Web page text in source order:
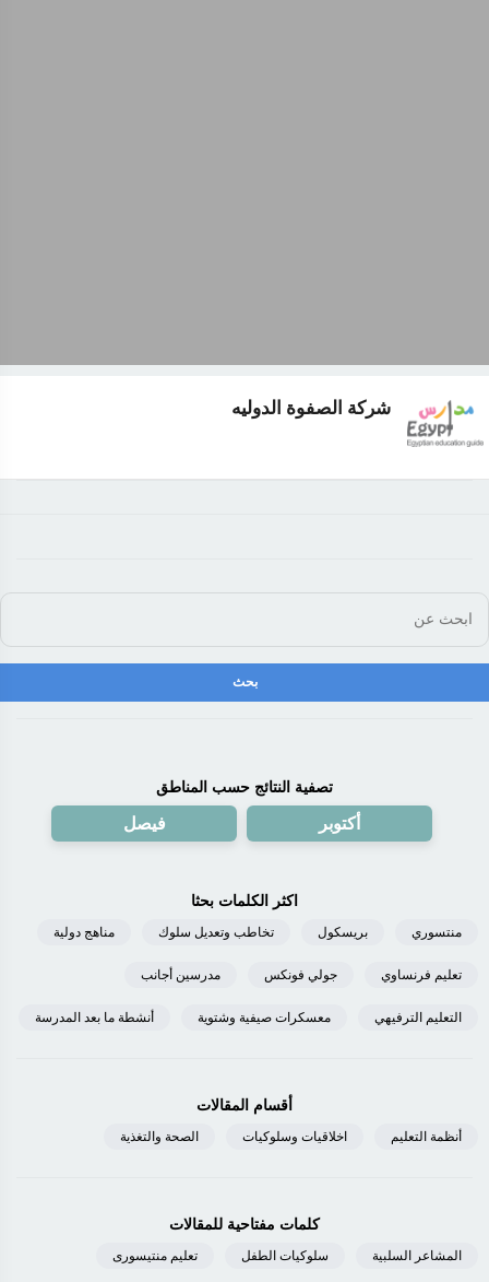
شركة الصفوة الدوليه
تصفية النتائج حسب المناطق
أكتوبر فيصل
اكثر الكلمات بحثا
منتسوري بريسكول تخاطب وتعديل سلوك مناهج دولية
تعليم فرنساوي جولي فونكس مدرسين أجانب
التعليم الترفيهي معسكرات صيفية وشتوية أنشطة ما بعد المدرسة
أقسام المقالات
أنظمة التعليم اخلاقيات وسلوكيات الصحة والتغذية
كلمات مفتاحية للمقالات
المشاعر السلبية سلوكيات الطفل تعليم منتيسورى